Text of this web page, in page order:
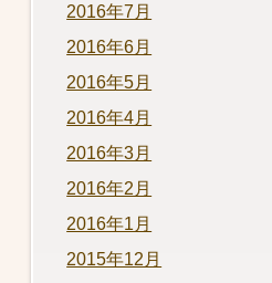
2016年7月
2016年6月
2016年5月
2016年4月
2016年3月
2016年2月
2016年1月
2015年12月